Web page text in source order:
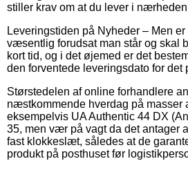
stiller krav om at du lever i
Leveringstiden på Nyheder – Men
væsentlig forudsat man står og skal
kort tid, og i det øjemed er det
den forventede leveringsdato for
Størstedelen af online forhandlere
næstkommende hverdag på masser
eksempelvis UA Authentic 44 DX
35, men vær på vagt da det antager
fast klokkeslæt, således at de
produkt på posthuset før